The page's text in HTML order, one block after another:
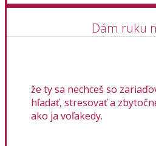
Dám ruku
že ty sa nechceš so
hľadať, stresovať a
ako ja voľakedy.